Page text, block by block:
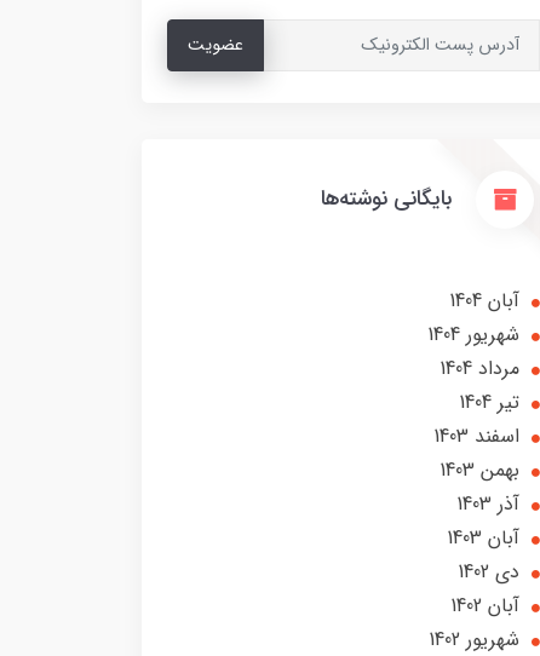
عضویت
بایگانی نوشته‌ها
آبان 1404
شهریور 1404
مرداد 1404
تير 1404
اسفند 1403
بهمن 1403
آذر 1403
آبان 1403
دی 1402
آبان 1402
شهریور 1402